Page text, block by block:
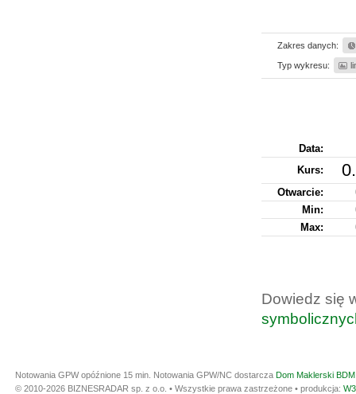
Zakres danych:
Typ wykresu:
Data:
Kurs:
Otwarcie:
Min:
Max:
Dowiedz się
Notowania GPW opóźnione 15 min. Notowania GPW/NC dostarcza Dom Maklerski
© 2010-2026 BIZNESRADAR sp. z o.o. • Wszystkie prawa zastrzeżone • produkcja: